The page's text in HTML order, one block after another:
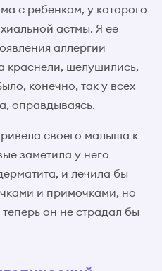
с ребенком, у которого
астмы. Я ее
аллергии
шелушились,
конечно, так у всех
оправдываясь.
своего малыша к
заметила у него
и лечила бы
и примочками, но
он не страдал бы